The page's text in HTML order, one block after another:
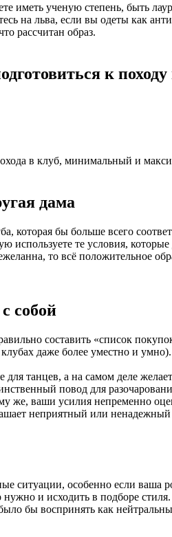
иметь ученую степень, быть
на льва, если вы одеты как
рассчитан образ.
к походу
в клуб, минимальный и
дама
которая бы больше всего
используете те условия,
то всё положительное
собой
составить «список
даже более уместно и умно).
танцев, а на самом деле
повод для
же, ваши усилия непременно
неприятный или
ситуации, особенно если
и исходить в подборе
бы воспринять как